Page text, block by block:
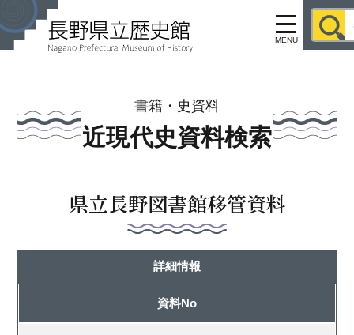
MENU
書籍・史資料
近現代史資料検索
県立長野図書館移管資料
詳細情報
資料No